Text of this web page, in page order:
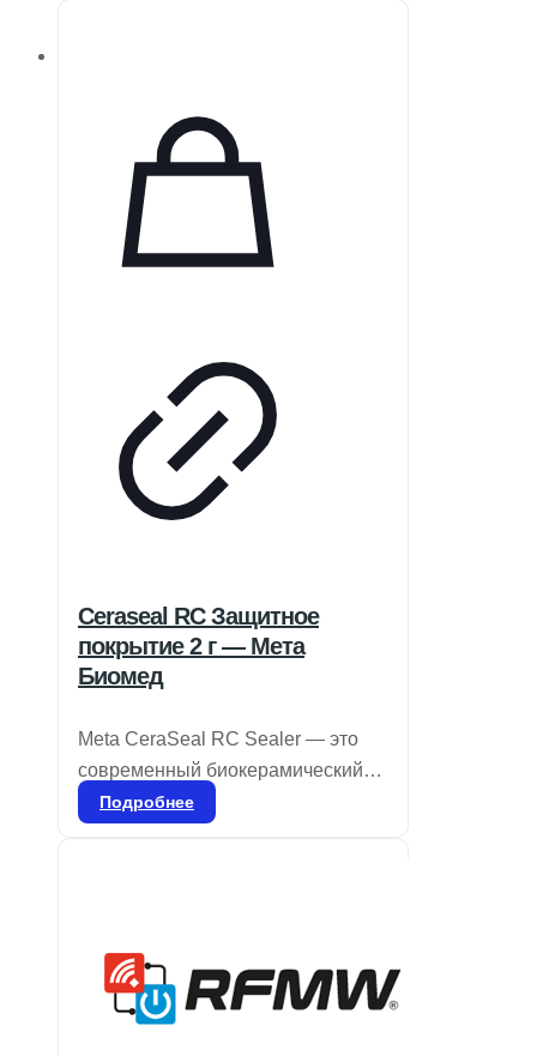
Ceraseal RC Защитное
покрытие 2 г — Мета
Биомед
Meta CeraSeal RC Sealer — это
современный биокерамический
герметик, обладающий
бактерий в дентинные канальцы
благодаря кристаллизации
гидроксида кальция. CeraSeal
Подробнее